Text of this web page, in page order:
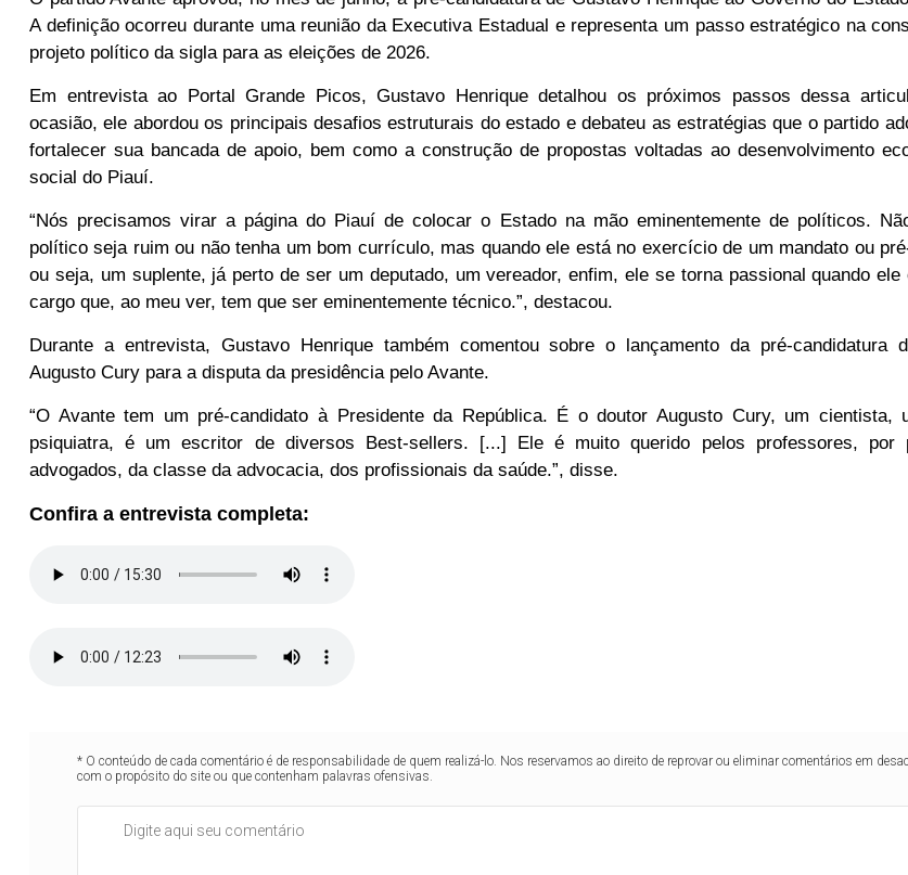
A definição ocorreu durante uma reunião da Executiva Estadual e representa um passo estratégico na
projeto político da sigla para as eleições de 2026.
Em entrevista ao Portal Grande Picos, Gustavo Henrique detalhou os próximos passos dessa
ocasião, ele abordou os principais desafios estruturais do estado e debateu as estratégias que o partido
fortalecer sua bancada de apoio, bem como a construção de propostas voltadas ao desenvolvimento
social do Piauí.
“Nós precisamos virar a página do Piauí de colocar o Estado na mão eminentemente de políticos.
político seja ruim ou não tenha um bom currículo, mas quando ele está no exercício de um mandato ou
ou seja, um suplente, já perto de ser um deputado, um vereador, enfim, ele se torna passional quando ele
cargo que, ao meu ver, tem que ser eminentemente técnico.”, destacou.
Durante a entrevista, Gustavo Henrique também comentou sobre o lançamento da pré-candidatura
Augusto Cury para a disputa da presidência pelo Avante.
“O Avante tem um pré-candidato à Presidente da República. É o doutor Augusto Cury, um cientista,
psiquiatra, é um escritor de diversos Best-sellers. [...] Ele é muito querido pelos professores, por
advogados, da classe da advocacia, dos profissionais da saúde.”, disse.
Confira a entrevista completa:
* O conteúdo de cada comentário é de responsabilidade de quem realizá-lo. Nos reservamos ao direito de reprovar ou eliminar comentários em
com o propósito do site ou que contenham palavras ofensivas.